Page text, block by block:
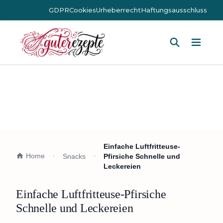
GDPRCookiesUrheberrechtHaftungsausschluss
Home Snacks
Einfache Luftfritteuse-
Pfirsiche Schnelle und
Leckereien
Einfache Luftfritteuse-Pfirsiche
Schnelle und Leckereien